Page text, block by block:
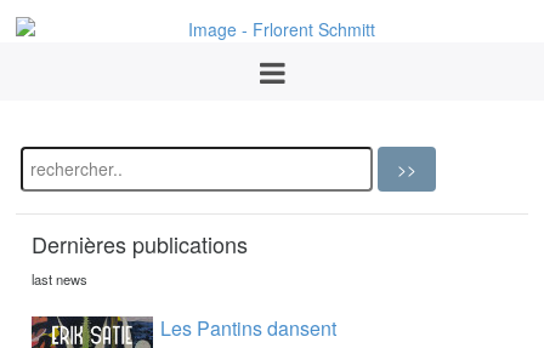
Dernières publications
last news
Les Pantins dansent